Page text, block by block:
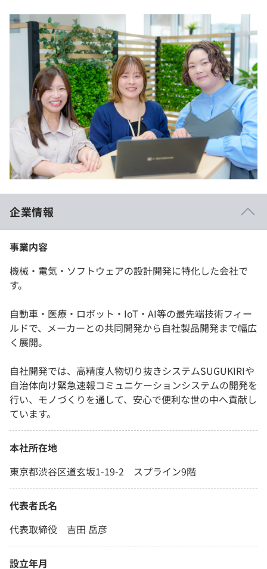
企業情報
事業内容
機械・電気・ソフトウェアの設計開発に特化した会社で
す。
自動車・医療・ロボット・IoT・AI等の最先端技術フィー
ルドで、メーカーとの共同開発から自社製品開発まで幅広
く展開。
自社開発では、高精度人物切り抜きシステムSUGUKIRIや
自治体向け緊急速報コミュニケーションシステムの開発を
行い、モノづくりを通して、安心で便利な世の中へ貢献し
ています。
本社所在地
東京都渋谷区道玄坂1-19-2 スプライン9階
代表者氏名
代表取締役 吉田 岳彦
設立年月